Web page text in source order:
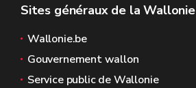
Sites généraux de la Wallonie
Wallonie.be
Gouvernement wallon
Service public de Wallonie